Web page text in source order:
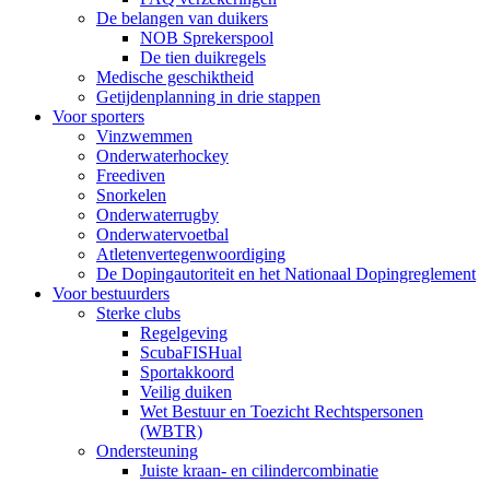
De belangen van duikers
NOB Sprekerspool
De tien duikregels
Medische geschiktheid
Getijdenplanning in drie stappen
Voor sporters
Vinzwemmen
Onderwaterhockey
Freediven
Snorkelen
Onderwaterrugby
Onderwatervoetbal
Atletenvertegenwoordiging
De Dopingautoriteit en het Nationaal Dopingreglement
Voor bestuurders
Sterke clubs
Regelgeving
ScubaFISHual
Sportakkoord
Veilig duiken
Wet Bestuur en Toezicht Rechtspersonen
(WBTR)
Ondersteuning
Juiste kraan- en cilindercombinatie